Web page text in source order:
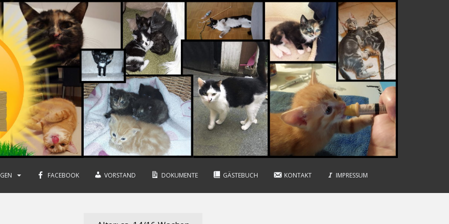
FACEBOOK VORSTAND DOKUMENTE GÄSTEBUCH KONTAKT IMPRESSUM